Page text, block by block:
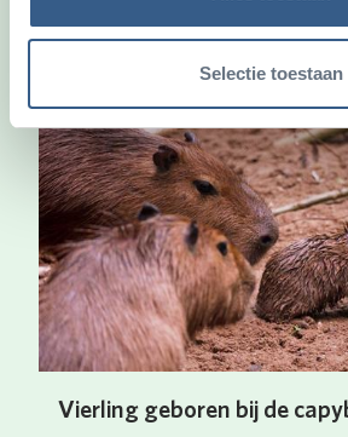
Selectie toestaan
Ook
Vierling geboren bij de